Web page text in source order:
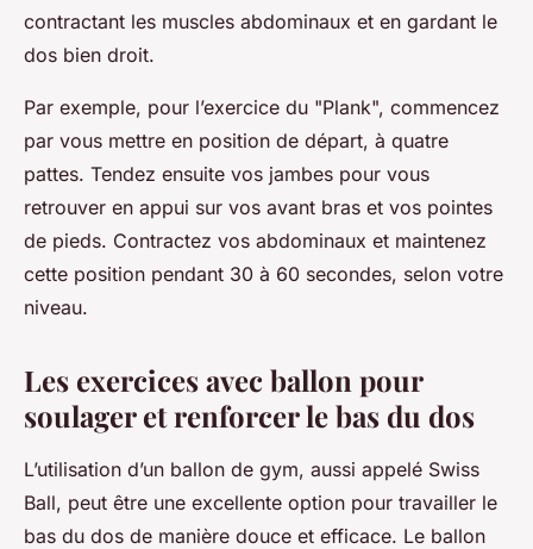
contractant les muscles abdominaux et en gardant le
dos bien droit.
Par exemple, pour l’exercice du "Plank", commencez
par vous mettre en position de départ, à quatre
pattes. Tendez ensuite vos jambes pour vous
retrouver en appui sur vos avant bras et vos pointes
de pieds. Contractez vos abdominaux et maintenez
cette position pendant 30 à 60 secondes, selon votre
niveau.
Les exercices avec ballon pour
soulager et renforcer le bas du dos
L’utilisation d’un ballon de gym, aussi appelé Swiss
Ball, peut être une excellente option pour travailler le
bas du dos de manière douce et efficace. Le ballon